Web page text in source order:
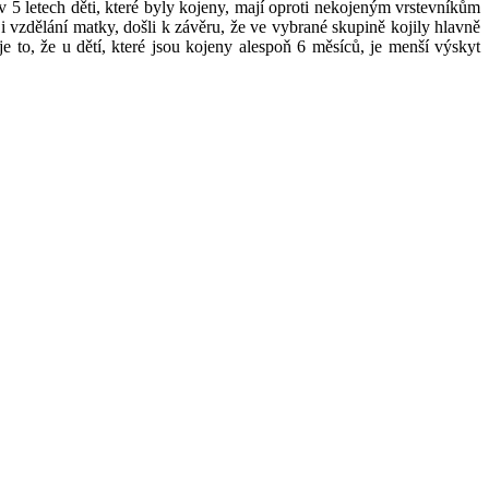
5 letech děti, které byly kojeny, mají oproti nekojeným vrstevníkům
matky, došli k závěru, že ve vybrané skupině kojily hlavně
to, že u dětí, které jsou kojeny alespoň 6 měsíců, je menší výskyt